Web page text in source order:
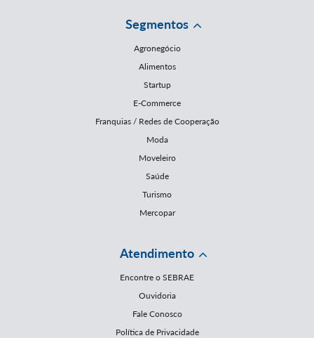
Segmentos
Agronegócio
Alimentos
Startup
E-Commerce
Franquias / Redes de Cooperação
Moda
Moveleiro
Saúde
Turismo
Mercopar
Atendimento
Encontre o SEBRAE
Ouvidoria
Fale Conosco
Política de Privacidade